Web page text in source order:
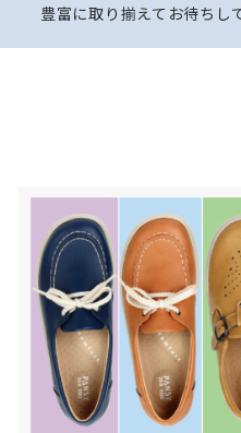
豊富に取り揃えてお待ちし